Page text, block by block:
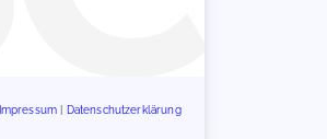
Impressum Datenschutzerklärung